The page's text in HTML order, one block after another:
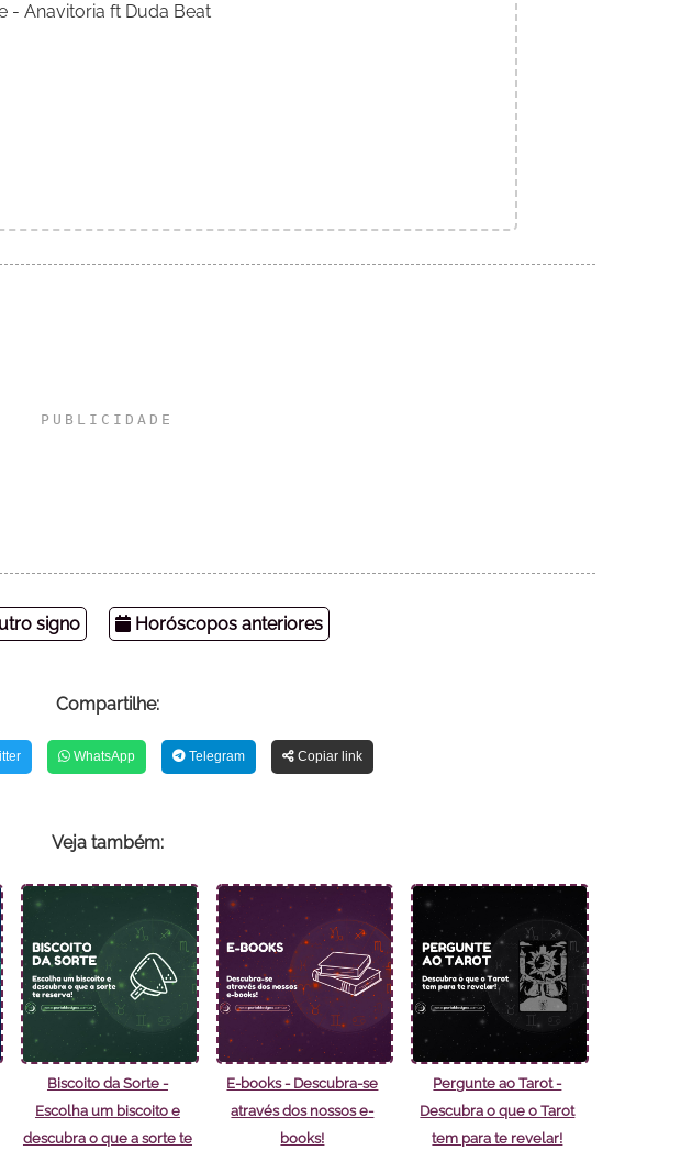
- Anavitoria ft Duda Beat
signo Horóscopos anteriores
Compartilhe:
WhatsApp Telegram Copiar link
Veja também:
Biscoito da Sorte -
Escolha um biscoito e
descubra o que a sorte te
E-books - Descubra-se
através dos nossos e-
books!
Pergunte ao Tarot -
Descubra o que o Tarot
tem para te revelar!